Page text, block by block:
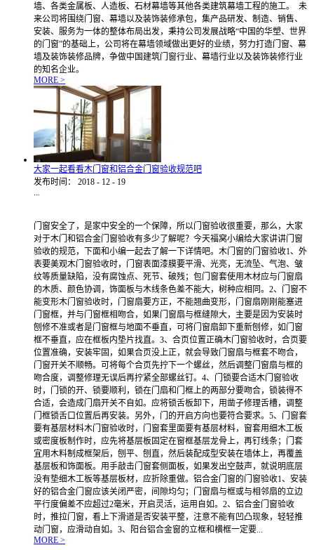
墙、各类金属板、人造板、石材幕墙等其他各类建筑幕墙工程的施工。 未
来公司将围绕门窗、幕墙以及装饰装修承包，集产品研发、制造、销售、
安装、服务为一体的整体布局出发，秉持公司发展战略“中国的华塑、世界
的门窗”的基础上，公司将在幕墙领域做出更好的业绩，努力打造门窗、幕
墙及装饰装修品牌，争做中国建筑门窗行业、幕墙行业以及装饰装修行业
的知名企业。
MORE >
大家一起看看木门窗和铝合金门窗验收规范吧
发布时间：
2018 - 12 - 19
...
门窗安全了，是家中安全的一个保障，所以门窗验收很重要，那么，大家
对于木门和铝合金门窗验收有多少了解呢？今天福窝小编给大家讲讲门窗
验收的规范，下面和小编一起去了解一下详情吧。木门窗的门窗验收1、外
表要美观木门窗验收时，门窗表面漆膜要平滑、光亮，无流坠、气泡、皱
纹等质量缺陷，没有腐蚀点、死节、破残；包门窗套使用木材应与门窗扇
的木质、颜色协调，饰面板与木线条色差不能大，树种应相同。2、门窗不
能变形木门窗验收时，门窗扇要方正，不能翘曲变形，门窗扇刚刚能塞进
门窗框，并与门窗框相吻合，如果门窗扇与框缝隙大，主要是因为安装时
刨修不准或者是门窗框与地面不垂直，可将门窗扇卸下重新刨修，如门窗
框不垂直，应在框板内垫片找直。3、合页位置正确木门窗验收时，合页要
位置准确，安装牢固，如果合页没上正，就会导致门窗扇与框套不吻合，
门窗开关不顺畅。可将每个合页先拧下一个螺丝，然后调整门窗扇与框的
吻合度，调整修理无误后再拧紧全部螺丝钉。4、门锁要合适木门窗验收
时，门锁的开、锁要顺利，锁在门扇和门框上的两部分要吻合，锁装得不
合适，会造成门扇开关不自如。应将锁舌板卸下，用凿子修理舌槽，调整
门框锁舌口位置后再安装。另外，门的开启方向也要符合要求。5、门窗套
要有基层材料木门窗验收时，门窗套里面要有基层材料，窗套用细木工板
或密度板制作时，应先将基层板固定在窗框基层龙骨上，再钉线条；门套
宜用木料制成框架后，刨平、刨直，然后装配成型安装在墙体上，再覆盖
基层板和饰面板。用手敲击门窗套侧面板，如果发出空鼓声，就说明底层
没有垫细木工板等基层板材，应折除重做。铝合金门窗的门窗验收1、安装
好的铝合金门窗应该关闭严密，间隙均匀；门窗扇与框或与相邻扇的立边
平行度偏差不应超过2毫米，开启灵活，运用自如。2、铝合金门窗验收
时，推拉门窗，看上下滑道是否安装平整，注意不能有凹凸现象，轻轻推
动门窗，应滑动自如。3、阳台铝合金窗的立框和横框一定要...
MORE >